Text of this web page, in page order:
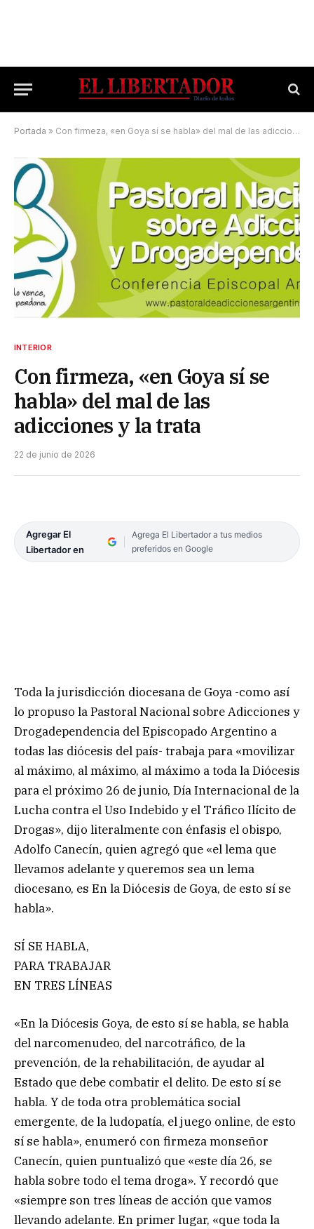
Portada » Con firmeza, «en Goya sí se habla» del mal de las adicciones y la trata
INTERIOR
Con firmeza, «en Goya sí se
habla» del mal de las
adicciones y la trata
22 de junio de 2026
Agregar El
Libertador en
Agrega El Libertador a tus medios
preferidos en Google
Toda la jurisdicción diocesana de Goya -como así
lo propuso la Pastoral Nacional sobre Adicciones y
Drogadependencia del Episcopado Argentino a
todas las diócesis del país- trabaja para «movilizar
al máximo, al máximo, al máximo a toda la Diócesis
para el próximo 26 de junio, Día Internacional de la
Lucha contra el Uso Indebido y el Tráfico Ilícito de
Drogas», dijo literalmente con énfasis el obispo,
Adolfo Canecín, quien agregó que «el lema que
llevamos adelante y queremos sea un lema
diocesano, es En la Diócesis de Goya, de esto sí se
habla».
SÍ SE HABLA,
PARA TRABAJAR
EN TRES LÍNEAS
«En la Diócesis Goya, de esto sí se habla, se habla
del narcomenudeo, del narcotráfico, de la
prevención, de la rehabilitación, de ayudar al
Estado que debe combatir el delito. De esto sí se
habla. Y de toda otra problemática social
emergente, de la ludopatía, el juego online, de esto
sí se habla», enumeró con firmeza monseñor
Canecín, quien puntualizó que «este día 26, se
habla sobre todo el tema droga». Y recordó que
«siempre son tres líneas de acción que vamos
llevando adelante. En primer lugar, «que toda la